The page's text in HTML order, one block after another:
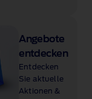
Angebote
entdecken
Entdecken
Sie aktuelle
Aktionen &